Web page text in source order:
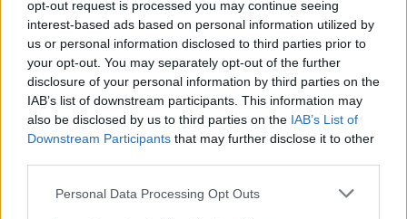
opt-out request is processed you may continue seeing
interest-based ads based on personal information utilized by
us or personal information disclosed to third parties prior to
your opt-out. You may separately opt-out of the further
disclosure of your personal information by third parties on the
IAB’s list of downstream participants. This information may
also be disclosed by us to third parties on the IAB’s List of
Downstream Participants that may further disclose it to other
Personal Data Processing Opt Outs
14:50, 08 Σεπτεμβρίου 2022
Έρχονται μίνι μνημόνια για
μείωση του χρέους!
17:52, 06 Ιουνίου 2022
ΟΙΚΟΝΟΜΊΑ
Η επιτήρηση τελειώνει αλλά...